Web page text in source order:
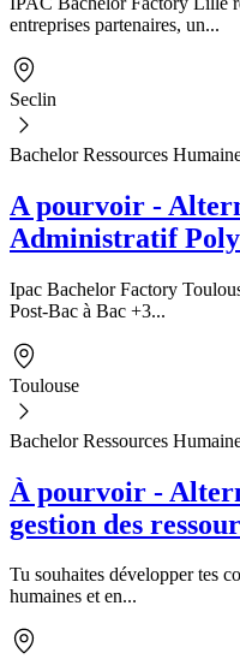
entreprises partenaires, un...
Seclin
Bachelor Ressources
A pourvoir -
Administratif
Ipac Bachelor Factory
Post-Bac à Bac +3...
Toulouse
Bachelor Ressources
À pourvoir -
gestion des
Tu souhaites développer tes
humaines et en...